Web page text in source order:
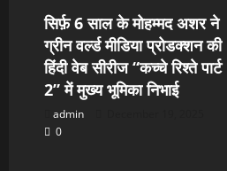
सिर्फ़ 6 साल के मोहम्मद अशर ने
ग्रीन वर्ल्ड मीडिया प्रोडक्शन की
हिंदी वेब सीरीज “कच्चे रिश्ते पार्ट
2” में मुख्य भूमिका निभाई
admin
0